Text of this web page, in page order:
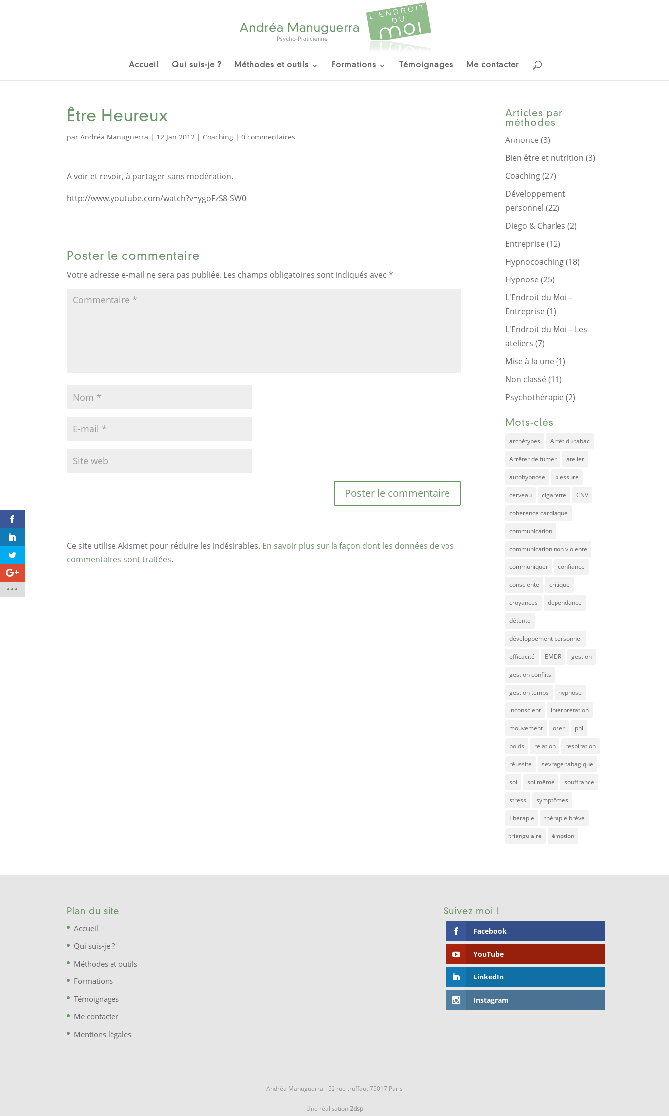
Accueil Qui suis-je ? Méthodes et outils Formations Témoignages Me contacter
Être Heureux
parAndréa Manuguerra | 12 Jan 2012 | Coaching |0 commentaires
A voir et revoir, à partager sans modération.
http://www.youtube.com/watch?v=ygoFzS8-SW0
Poster le commentaire
Votre adresse e-mail ne sera pas publiée. Les champs obligatoires sont indiqués avec*
Ce site utilise Akismet pour réduire les indésirables. En savoir plus sur la façon dont les données de vos
commentaires sont traitées.
Articles par
méthodes
Annonce (3)
Bien être et nutrition (3)
Coaching(27)
Développement
personnel (22)
Diego & Charles (2)
Entreprise (12)
Hypnocoaching(18)
Hypnose (25)
L'Endroit du Moi –
Entreprise (1)
L'Endroit du Moi – Les
ateliers (7)
Mise à la une (1)
Non classé (11)
Psychothérapie (2)
Mots-clés
archétypes Arrêt du tabac
Arrêter de fumer atelier
autohypnose blessure
cerveau cigarette CNV
coherence cardiaque
communication
communication non violente
communiquer confiance
consciente critique
croyances dependance
détente
développement personnel
efficacité EMDR gestion
gestion conflits
gestion temps hypnose
inconscient interprétation
mouvement oser pnl
poids relation respiration
réussite sevrage tabagique
soi soi même souffrance
stress symptômes
Thérapie thérapie brève
triangulaire émotion
Plan du site
Accueil
Qui suis-je ?
Méthodes et outils
Formations
Témoignages
Me contacter
Mentions légales
Suivez moi !
Facebook
YouTube
LinkedIn
Instagram
Andréa Manuguerra - 52 rue truffaut 75017 Paris
Une réalisation2dsp